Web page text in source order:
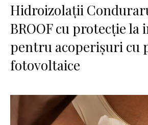
Hidroizolații
BROOF cu protecție la
pentru acoperișuri cu
fotovoltaice